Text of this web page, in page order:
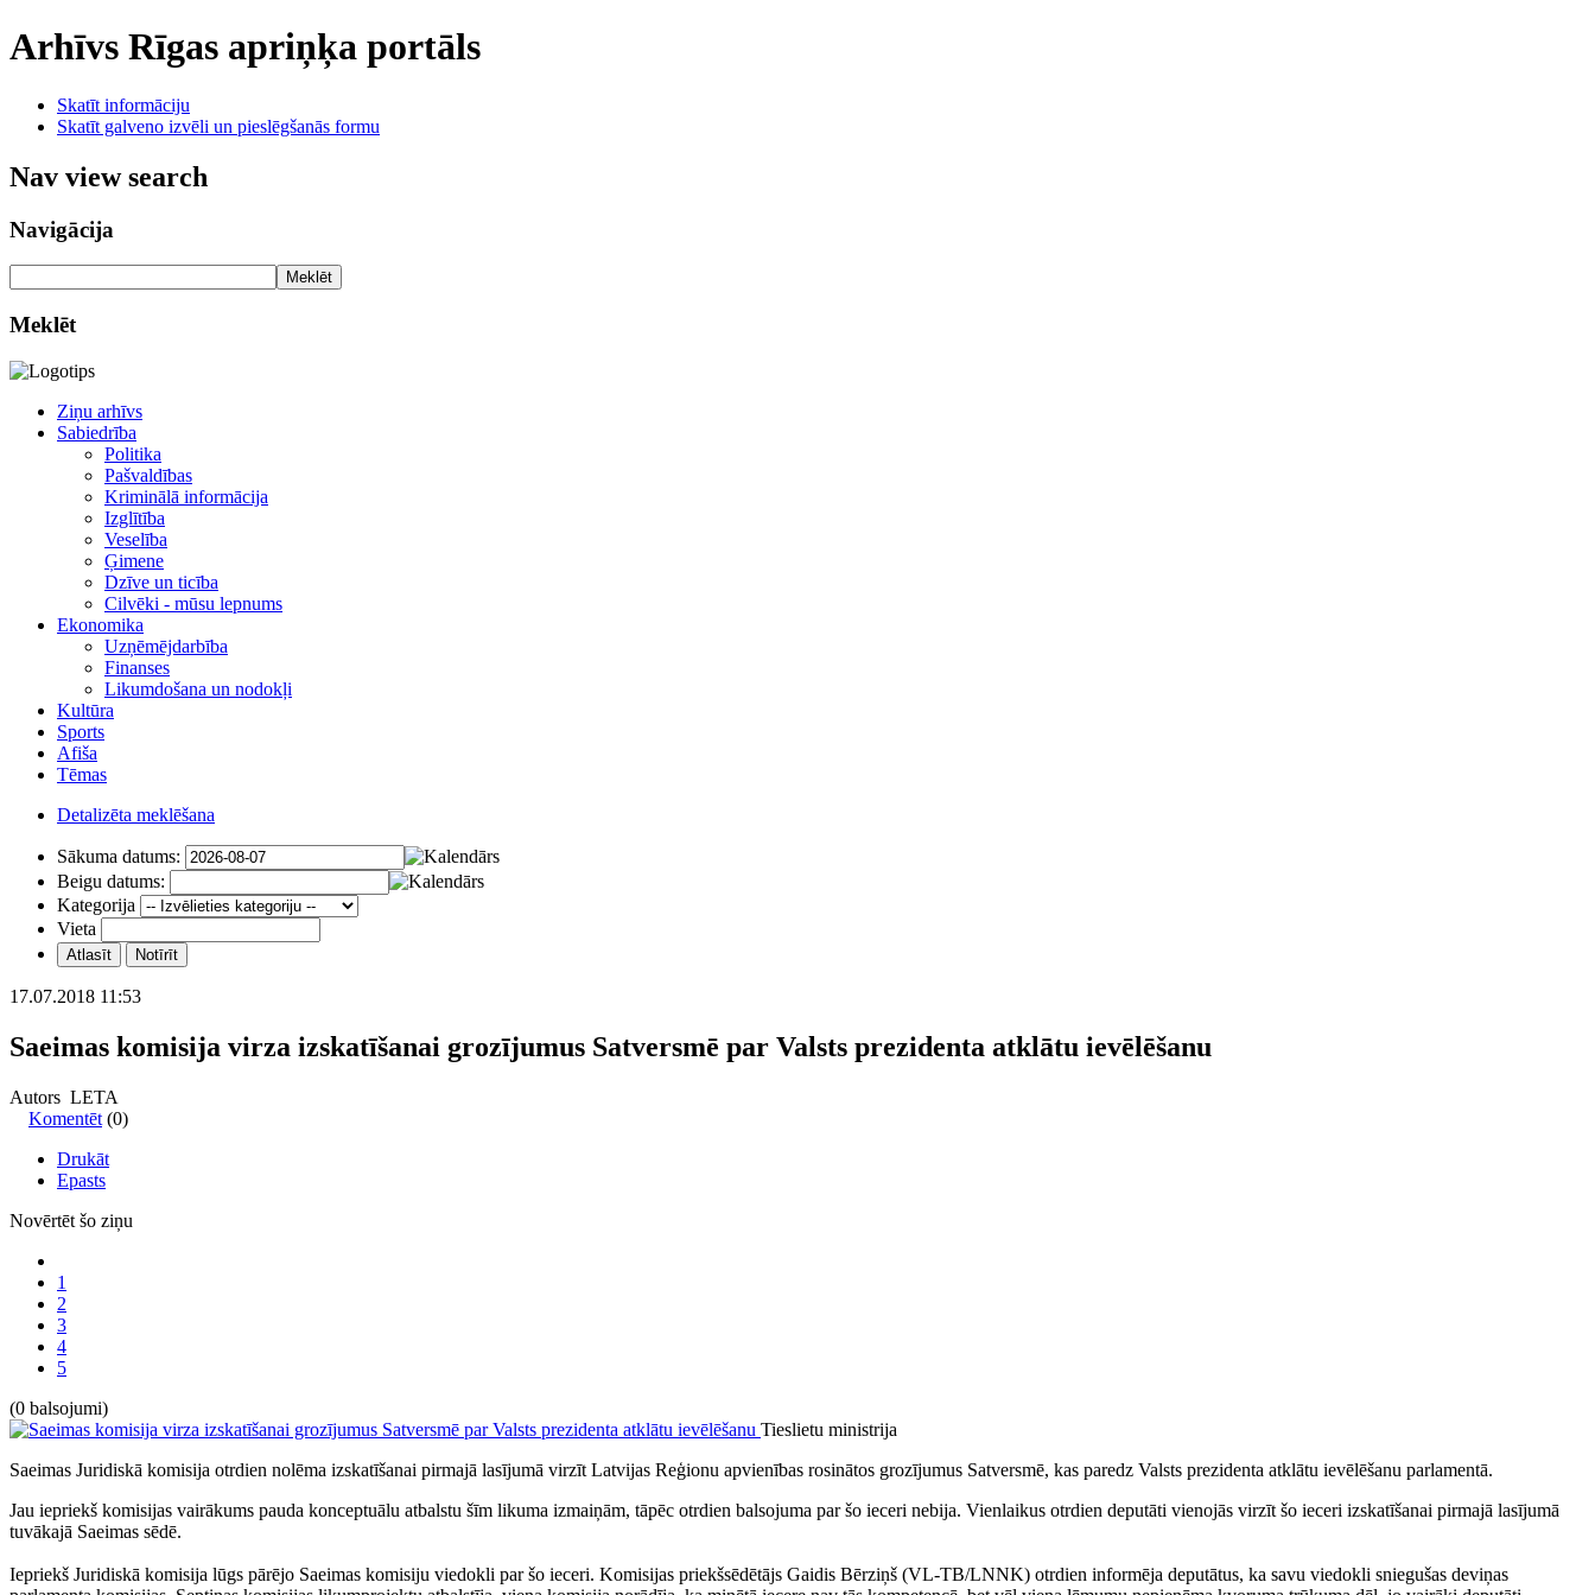
Arhīvs Rīgas apriņķa portāls
Skatīt informāciju
Skatīt galveno izvēli un pieslēgšanās formu
Nav view search
Navigācija
Meklēt
Meklēt
Ziņu arhīvs
Sabiedrība
Politika
Pašvaldības
Kriminālā informācija
Izglītība
Veselība
Ģimene
Dzīve un ticība
Cilvēki - mūsu lepnums
Ekonomika
Uzņēmējdarbība
Finanses
Likumdošana un nodokļi
Kultūra
Sports
Afiša
Tēmas
Detalizēta meklēšana
Sākuma datums:
Beigu datums:
Kategorija
Vieta
17.07.2018 11:53
Saeimas komisija virza izskatīšanai grozījumus Satversmē par Valsts prezidenta atklātu ievēlēšanu
Autors LETA
Komentēt (0)
Drukāt
Epasts
Novērtēt šo ziņu
1
2
3
4
5
(0 balsojumi)
Tieslietu ministrija
Saeimas Juridiskā komisija otrdien nolēma izskatīšanai pirmajā lasījumā virzīt Latvijas Reģionu apvienības rosinātos grozījumus Satversmē, kas paredz Valsts prezidenta atklātu ievēlēšanu parlamentā.
Jau iepriekš komisijas vairākums pauda konceptuālu atbalstu šīm likuma izmaiņām, tāpēc otrdien balsojuma par šo ieceri nebija. Vienlaikus otrdien deputāti vienojās virzīt šo ieceri izskatīšanai pirmajā lasījumā
tuvākajā Saeimas sēdē.
Iepriekš Juridiskā komisija lūgs pārējo Saeimas komisiju viedokli par šo ieceri. Komisijas priekšsēdētājs Gaidis Bērziņš (VL-TB/LNNK) otrdien informēja deputātus, ka savu viedokli sniegušas deviņas